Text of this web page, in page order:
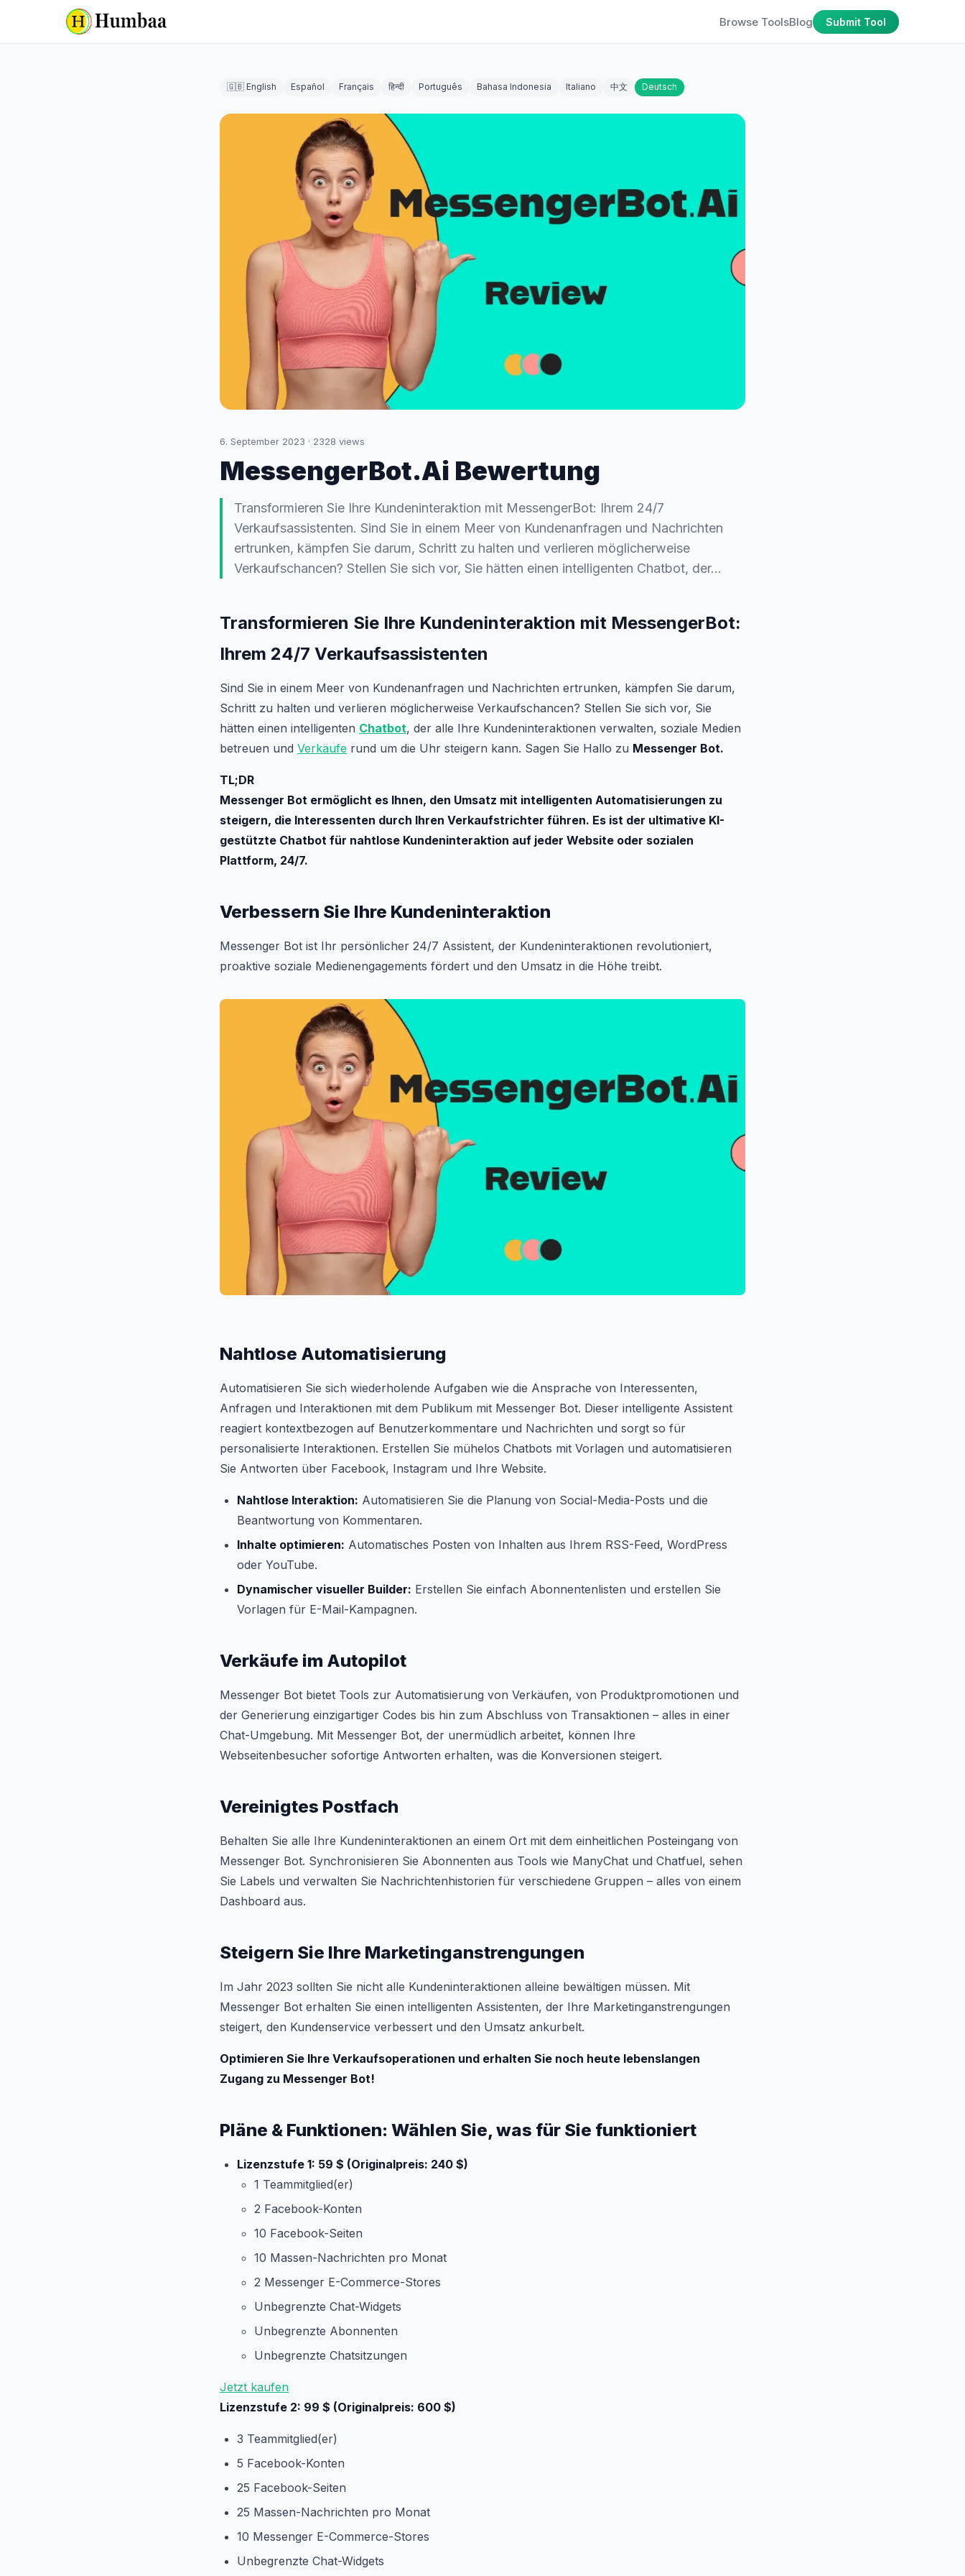
Browse ToolsBlog Submit Tool
🇬🇧 English Español Français हिन्दी Português Bahasa Indonesia Italiano 中文 Deutsch
6. September 2023 · 2328 views
MessengerBot.Ai Bewertung
Transformieren Sie Ihre Kundeninteraktion mit MessengerBot: Ihrem 24/7
Verkaufsassistenten. Sind Sie in einem Meer von Kundenanfragen und Nachrichten
ertrunken, kämpfen Sie darum, Schritt zu halten und verlieren möglicherweise
Verkaufschancen? Stellen Sie sich vor, Sie hätten einen intelligenten Chatbot, der…
Transformieren Sie Ihre Kundeninteraktion mit MessengerBot:
Ihrem 24/7 Verkaufsassistenten
Sind Sie in einem Meer von Kundenanfragen und Nachrichten ertrunken, kämpfen Sie darum,
Schritt zu halten und verlieren möglicherweise Verkaufschancen? Stellen Sie sich vor, Sie
hätten einen intelligenten Chatbot, der alle Ihre Kundeninteraktionen verwalten, soziale Medien
betreuen und Verkäufe rund um die Uhr steigern kann. Sagen Sie Hallo zu Messenger Bot.
TL;DR
Messenger Bot ermöglicht es Ihnen, den Umsatz mit intelligenten Automatisierungen zu
steigern, die Interessenten durch Ihren Verkaufstrichter führen. Es ist der ultimative KI-
gestützte Chatbot für nahtlose Kundeninteraktion auf jeder Website oder sozialen
Plattform, 24/7.
Verbessern Sie Ihre Kundeninteraktion
Messenger Bot ist Ihr persönlicher 24/7 Assistent, der Kundeninteraktionen revolutioniert,
proaktive soziale Medienengagements fördert und den Umsatz in die Höhe treibt.
Nahtlose Automatisierung
Automatisieren Sie sich wiederholende Aufgaben wie die Ansprache von Interessenten,
Anfragen und Interaktionen mit dem Publikum mit Messenger Bot. Dieser intelligente Assistent
reagiert kontextbezogen auf Benutzerkommentare und Nachrichten und sorgt so für
personalisierte Interaktionen. Erstellen Sie mühelos Chatbots mit Vorlagen und automatisieren
Sie Antworten über Facebook, Instagram und Ihre Website.
Nahtlose Interaktion: Automatisieren Sie die Planung von Social-Media-Posts und die
Beantwortung von Kommentaren.
Inhalte optimieren: Automatisches Posten von Inhalten aus Ihrem RSS-Feed, WordPress
oder YouTube.
Dynamischer visueller Builder: Erstellen Sie einfach Abonnentenlisten und erstellen Sie
Vorlagen für E-Mail-Kampagnen.
Verkäufe im Autopilot
Messenger Bot bietet Tools zur Automatisierung von Verkäufen, von Produktpromotionen und
der Generierung einzigartiger Codes bis hin zum Abschluss von Transaktionen – alles in einer
Chat-Umgebung. Mit Messenger Bot, der unermüdlich arbeitet, können Ihre
Webseitenbesucher sofortige Antworten erhalten, was die Konversionen steigert.
Vereinigtes Postfach
Behalten Sie alle Ihre Kundeninteraktionen an einem Ort mit dem einheitlichen Posteingang von
Messenger Bot. Synchronisieren Sie Abonnenten aus Tools wie ManyChat und Chatfuel, sehen
Sie Labels und verwalten Sie Nachrichtenhistorien für verschiedene Gruppen – alles von einem
Dashboard aus.
Steigern Sie Ihre Marketinganstrengungen
Im Jahr 2023 sollten Sie nicht alle Kundeninteraktionen alleine bewältigen müssen. Mit
Messenger Bot erhalten Sie einen intelligenten Assistenten, der Ihre Marketinganstrengungen
steigert, den Kundenservice verbessert und den Umsatz ankurbelt.
Optimieren Sie Ihre Verkaufsoperationen und erhalten Sie noch heute lebenslangen
Zugang zu Messenger Bot!
Pläne & Funktionen: Wählen Sie, was für Sie funktioniert
Lizenzstufe 1: 59 $ (Originalpreis: 240 $)
1 Teammitglied(er)
2 Facebook-Konten
10 Facebook-Seiten
10 Massen-Nachrichten pro Monat
2 Messenger E-Commerce-Stores
Unbegrenzte Chat-Widgets
Unbegrenzte Abonnenten
Unbegrenzte Chatsitzungen
Jetzt kaufen
Lizenzstufe 2: 99 $ (Originalpreis: 600 $)
3 Teammitglied(er)
5 Facebook-Konten
25 Facebook-Seiten
25 Massen-Nachrichten pro Monat
10 Messenger E-Commerce-Stores
Unbegrenzte Chat-Widgets